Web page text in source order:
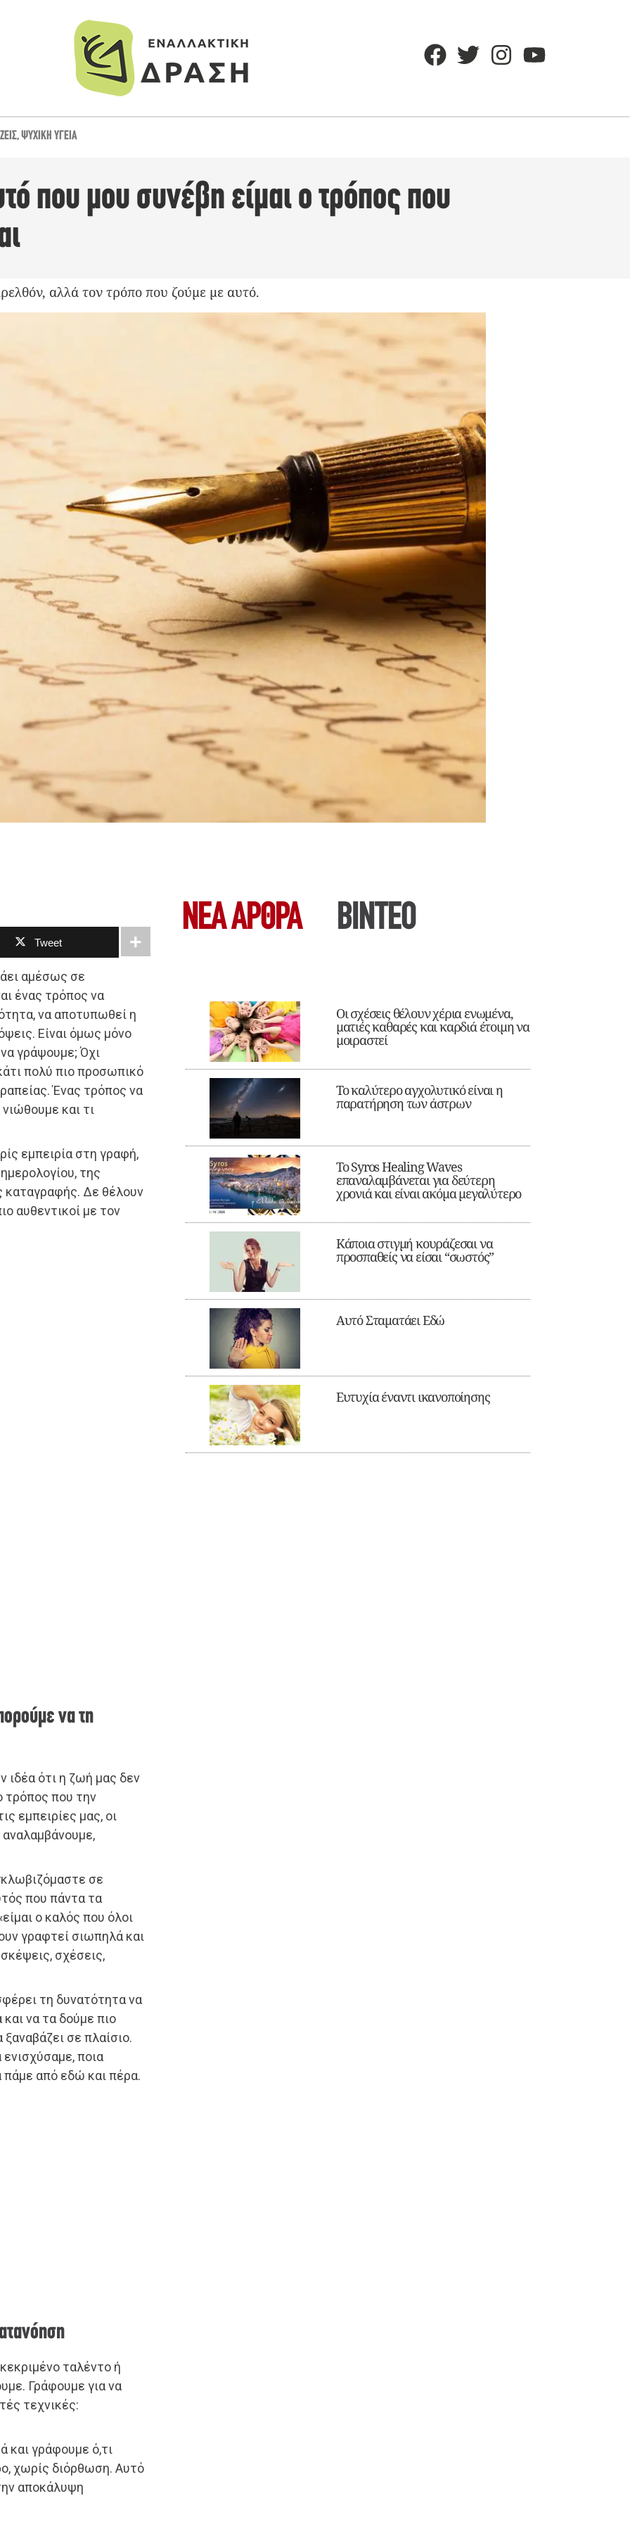
,ΨΥΧΙΚΉ ΥΓΕΊΑ
που μου συνέβη είμαι ο τρόπος που
αλλά τον τρόπο που ζούμε με αυτό.
Tweet
αμέσως σε
ένας τρόπος να
να αποτυπωθεί η
Είναι όμως μόνο
γράψουμε; Όχι
πολύ πιο προσωπικό
Ένας τρόπος να
και τι
εμπειρία στη γραφή,
της
καταγραφής. Δε θέλουν
αυθεντικοί με τον
να τη
ιδέα ότι η ζωή μας δεν
τρόπος που την
εμπειρίες μας, οι
αναλαμβάνουμε,
σε
που πάντα τα
ο καλός που όλοι
γραφτεί σιωπηλά και
σχέσεις,
τη δυνατότητα να
να τα δούμε πιο
σε πλαίσιο.
ποια
πάμε από εδώ και πέρα.
ταλέντο ή
Γράφουμε για να
τεχνικές:
και γράφουμε ό,τι
χωρίς διόρθωση. Αυτό
αποκάλυψη
ΝΕΑ ΆΡΘΡΑ ΒΙΝΤΕΟ
Οι σχέσεις θέλουν χέρια ενωμένα,
ματιές καθαρές και καρδιά έτοιμη να
μοιραστεί
Το καλύτερο αγχολυτικό είναι η
παρατήρηση των άστρων
Το Syros Healing Waves
επαναλαμβάνεται για δεύτερη
χρονιά και είναι ακόμα μεγαλύτερο
Κάποια στιγμή κουράζεσαι να
προσπαθείς να είσαι “σωστός”
Αυτό Σταματάει Εδώ
Ευτυχία έναντι ικανοποίησης